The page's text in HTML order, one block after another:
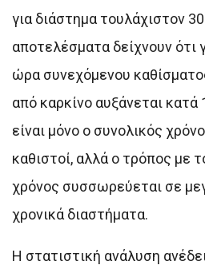
για διάστημα τουλάχιστον
αποτελέσματα δείχνουν ότι
ώρα συνεχόμενου
από καρκίνο αυξάνεται
είναι μόνο ο συνολικός
καθιστοί, αλλά ο τρόπος με
χρόνος συσσωρεύεται σε
χρονικά διαστήματα.
Η στατιστική ανάλυση